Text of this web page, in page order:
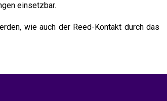
einsetzbar.
wie auch der Reed-Kontakt durch das